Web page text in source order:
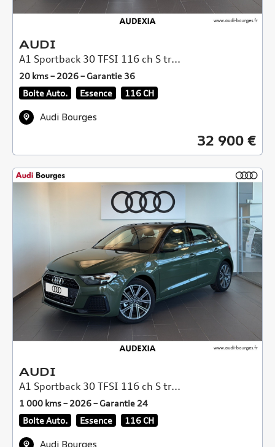
AUDI
A1 Sportback 30 TFSI 116 ch S tr...
20 kms – 2026 – Garantie 36
Boite Auto.
Essence 116 CH
Audi Bourges
32 900 €
AUDI
A1 Sportback 30 TFSI 116 ch S tr...
1 000 kms – 2026 – Garantie 24
Boite Auto.
Essence 116 CH
Audi Bourges